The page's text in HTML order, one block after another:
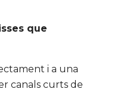
que
i a una
canals curts de